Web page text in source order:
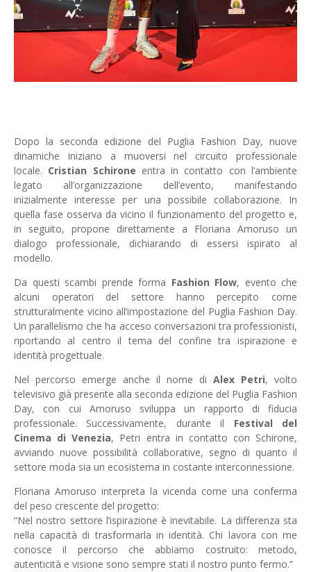
Dopo la seconda edizione del Puglia Fashion Day, nuove
dinamiche iniziano a muoversi nel circuito professionale
locale. Cristian Schirone entra in contatto con l’ambiente
legato all’organizzazione dell’evento, manifestando
inizialmente interesse per una possibile collaborazione. In
quella fase osserva da vicino il funzionamento del progetto e,
in seguito, propone direttamente a Floriana Amoruso un
dialogo professionale, dichiarando di essersi ispirato al
modello.
Da questi scambi prende forma Fashion Flow, evento che
alcuni operatori del settore hanno percepito come
strutturalmente vicino all’impostazione del Puglia Fashion Day.
Un parallelismo che ha acceso conversazioni tra professionisti,
riportando al centro il tema del confine tra ispirazione e
identità progettuale.
Nel percorso emerge anche il nome di Alex Petri, volto
televisivo già presente alla seconda edizione del Puglia Fashion
Day, con cui Amoruso sviluppa un rapporto di fiducia
professionale. Successivamente, durante il
Festival del
Cinema di Venezia, Petri entra in contatto con Schirone,
avviando nuove possibilità collaborative, segno di quanto il
settore moda sia un ecosistema in costante interconnessione.
Floriana Amoruso interpreta la vicenda come una conferma
del peso crescente del progetto:
“Nel nostro settore l’ispirazione è inevitabile. La differenza sta
nella capacità di trasformarla in identità. Chi lavora con me
conosce il percorso che abbiamo costruito: metodo,
autenticità e visione sono sempre stati il nostro punto fermo.”